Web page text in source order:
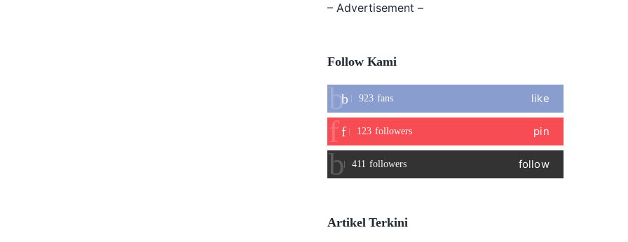
– Advertisement –
Follow Kami
923 fans like
123 followers pin
411 followers follow
Artikel Terkini